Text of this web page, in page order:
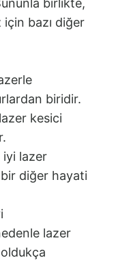
için bazı diğer
biridir.
kesici
iyi lazer
bir diğer hayati
lazer